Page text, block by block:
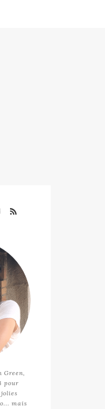
Green,
pour
mais